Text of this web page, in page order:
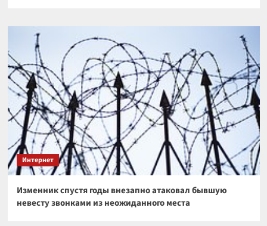
Интернет
Изменник спустя годы внезапно атаковал бывшую
невесту звонками из неожиданного места